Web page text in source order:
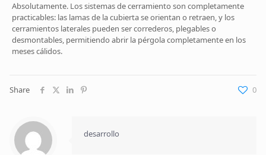
Absolutamente. Los sistemas de cerramiento son completamente
practicables: las lamas de la cubierta se orientan o retraen, y los
cerramientos laterales pueden ser correderos, plegables o
desmontables, permitiendo abrir la pérgola completamente en los
meses cálidos.
Share 0
desarrollo